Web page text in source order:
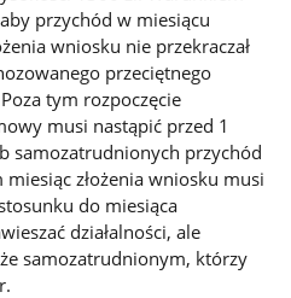
przychód w miesiącu
wniosku nie przekraczał
przeciętnego
tym rozpoczęcie
musi nastąpić przed 1
samozatrudnionych przychód
złożenia wniosku musi
do miesiąca
działalności, ale
samozatrudnionym, którzy